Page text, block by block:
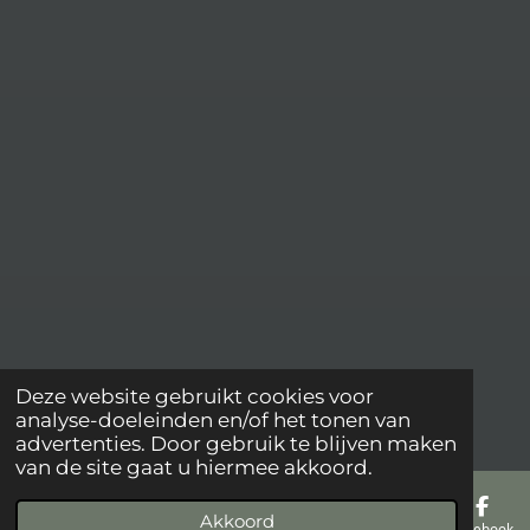
Deze website gebruikt cookies voor
analyse-doeleinden en/of het tonen van
advertenties. Door gebruik te blijven maken
van de site gaat u hiermee akkoord.
Akkoord